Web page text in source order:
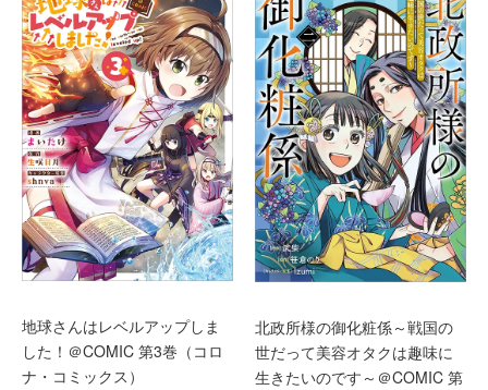
地球さんはレベルアップしま
した！＠COMIC 第3巻（コロ
ナ・コミックス）
北政所様の御化粧係～戦国の
世だって美容オタクは趣味に
生きたいのです～＠COMIC 第